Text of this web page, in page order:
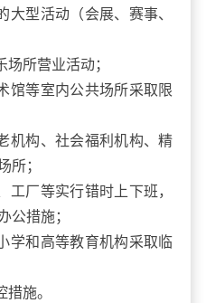
大型活动（会展、赛事、
场所营业活动；
馆等室内公共场所采取限
机构、社会福利机构、精
所；
工厂等实行错时上下班，
公措施；
学和高等教育机构采取临
措施。